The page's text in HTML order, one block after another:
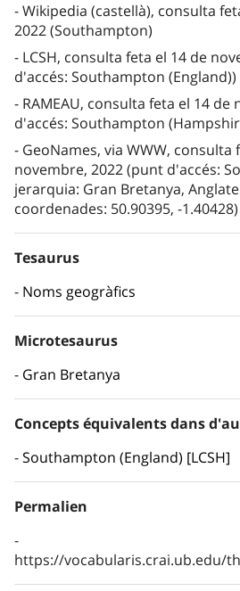
Wikipedia (castellà), consulta
2022 (Southampton)
LCSH, consulta feta el 14 de
d'accés: Southampton (England))
RAMEAU, consulta feta el 14
d'accés: Southampton
GeoNames, via WWW, consulta
novembre, 2022 (punt d'accés:
jerarquia: Gran Bretanya,
coordenades: 50.90395, -1.40428)
Tesaurus
Noms geogràfics
Microtesaurus
Gran Bretanya
Concepts équivalents dans
Southampton (England) [LCSH]
Permalien
https://vocabularis.crai.ub.edu/